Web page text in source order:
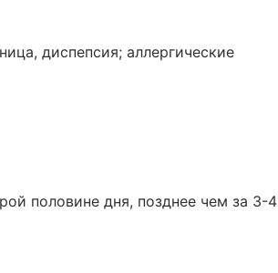
диспепсия; аллергические
половине дня, позднее чем за 3-4